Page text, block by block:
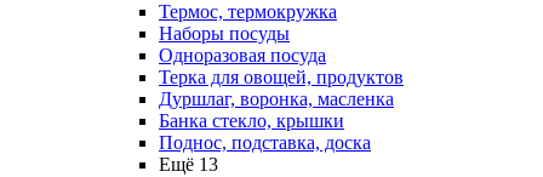
Термос, термокружка
Наборы посуды
Одноразовая посуда
Терка для овощей, продуктов
Дуршлаг, воронка, масленка
Банка стекло, крышки
Поднос, подставка, доска
Ещё 13